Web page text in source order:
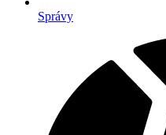
Správy